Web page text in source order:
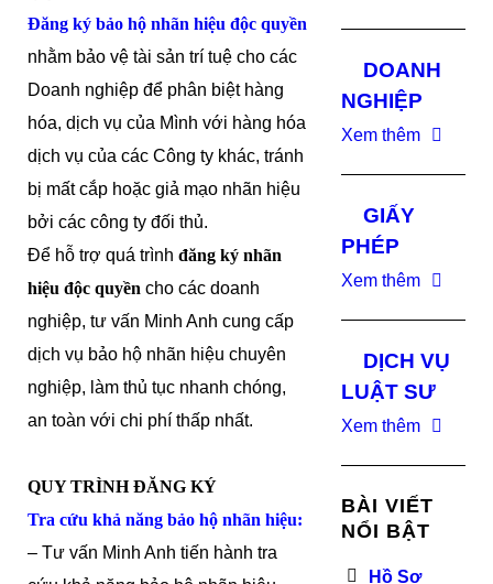
Đăng ký bảo hộ nhãn hiệu độc quyền
nhằm bảo vệ tài sản trí tuệ cho các
Doanh nghiệp để phân biệt hàng
hóa, dịch vụ của Mình với hàng hóa
dịch vụ của các Công ty khác, tránh
bị mất cắp hoặc giả mạo nhãn hiệu
bởi các công ty đối thủ.
Để hỗ trợ quá trình đăng ký nhãn
hiệu độc quyền cho các doanh
nghiệp, tư vấn Minh Anh cung cấp
dịch vụ bảo hộ nhãn hiệu chuyên
nghiệp, làm thủ tục nhanh chóng,
an toàn với chi phí thấp nhất.
QUY TRÌNH ĐĂNG KÝ
Tra cứu khả năng bảo hộ nhãn hiệu:
– Tư vấn Minh Anh tiến hành tra
DOANH
NGHIỆP
Xem thêm
GIẤY
PHÉP
Xem thêm
DỊCH VỤ
LUẬT SƯ
Xem thêm
BÀI VIẾT
NỔI BẬT
Hồ Sơ